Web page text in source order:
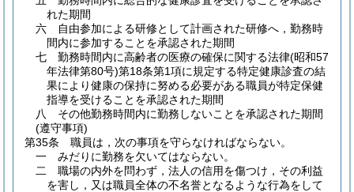
れた期間
六
自由参加による研修として計画された研修へ，勤務時
間内に参加することを承認された期間
七
勤務時間内に高齢者の医療の確保に関する法律(昭和57
年法律第80号)第18条第1項に規定する特定健康診査の結
果により健康の保持に努める必要がある職員が特定保健
指導を受けることを承認された期間
八
その他勤務時間内に勤務しないことを承認された期間
(遵守事項)
第35条
職員は，次の事項を守らなければならない。
一
みだりに勤務を欠いてはならない。
二
職場の内外を問わず，法人の信用を傷つけ，その利益
を害し，又は職員全体の不名誉となるような行為をして